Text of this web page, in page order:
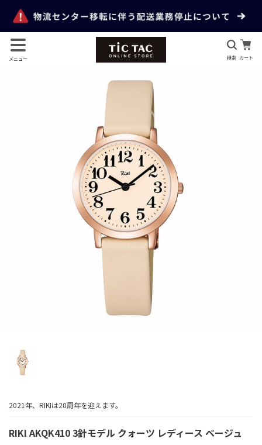
メニュー 検索 カート
RIKI AKQK410 3針モデル クォーツ レディース ベージュ
2021年、RIKIは20周年を迎えます。